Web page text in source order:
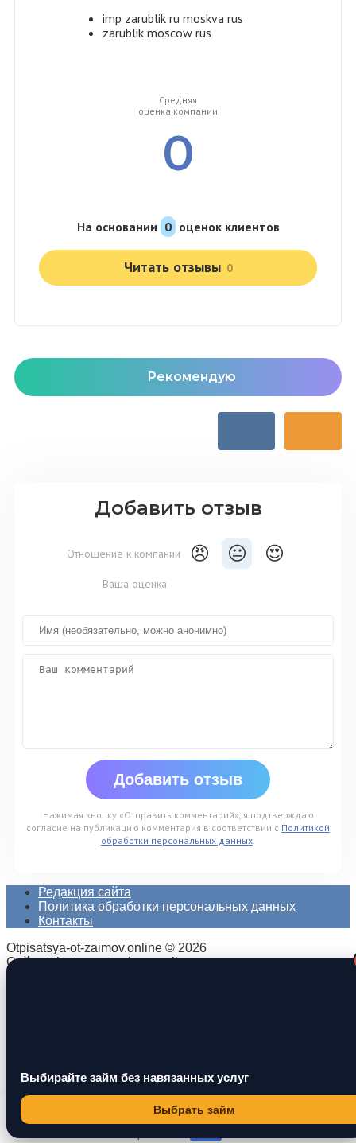
imp zarublik ru moskva rus
zarublik moscow rus
Средняя
оценка компании
0
На основании 0 оценок клиентов
Читать отзывы 0
Рекомендую
Добавить отзыв
Отношение к компании 😠 😐 😍
Ваша оценка
Нажимая кнопку «Отправить комментарий», я подтверждаю
согласие на публикацию комментария в соответствии с Политикой
обработки персональных данных.
Редакция сайта
Политика обработки персональных данных
Контакты
Otpisatsya-ot-zaimov.online © 2026
Сайт otpisatsya-ot-zaimov.online не оказывает
cookie, чтобы предоставить пользователям больше
zaimov.online.
Выбирайте займ без навязанных услуг
Выбрать займ
Этот сайт использует cookie для хранения данных. Продолжая
использовать сайт, Вы даете свое согласие на работу с этими